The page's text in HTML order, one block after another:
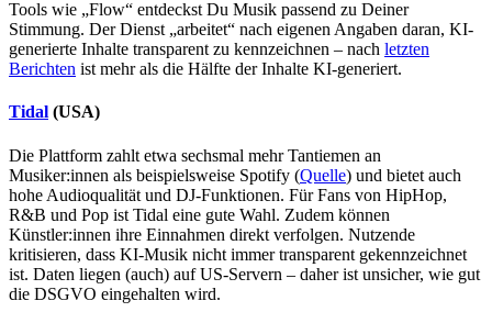
Tools wie „Flow“ entdeckst Du Musik passend zu Deiner
Stimmung. Der Dienst „arbeitet“ nach eigenen Angaben daran, KI-
generierte Inhalte transparent zu kennzeichnen – nach letzten
Berichten ist mehr als die Hälfte der Inhalte KI-generiert.
Tidal (USA)
Die Plattform zahlt etwa sechsmal mehr Tantiemen an
Musiker:innen als beispielsweise Spotify (Quelle) und bietet auch
hohe Audioqualität und DJ-Funktionen. Für Fans von HipHop,
R&B und Pop ist Tidal eine gute Wahl. Zudem können
Künstler:innen ihre Einnahmen direkt verfolgen. Nutzende
kritisieren, dass KI-Musik nicht immer transparent gekennzeichnet
ist. Daten liegen (auch) auf US-Servern – daher ist unsicher, wie gut
die DSGVO eingehalten wird.